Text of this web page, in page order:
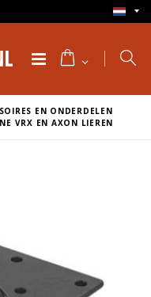
EN ONDERDELEN
VRX EN AXON LIEREN